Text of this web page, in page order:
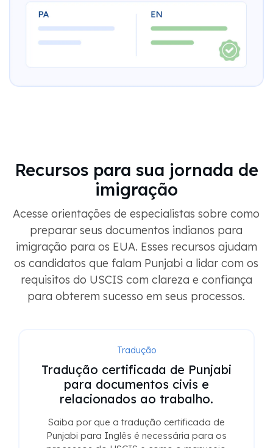
Recursos para sua jornada de
imigração
Acesse orientações de especialistas sobre como
preparar seus documentos indianos para
imigração para os EUA. Esses recursos ajudam
os candidatos que falam Punjabi a lidar com os
requisitos do USCIS com clareza e confiança
para obterem sucesso em seus processos.
Avaliação
Noções básicas do USCIS:
Avaliando diplomas indianos para
advogados
Avalie diplomas indianos para o USCIS com
confiança. Aprenda o básico sobre